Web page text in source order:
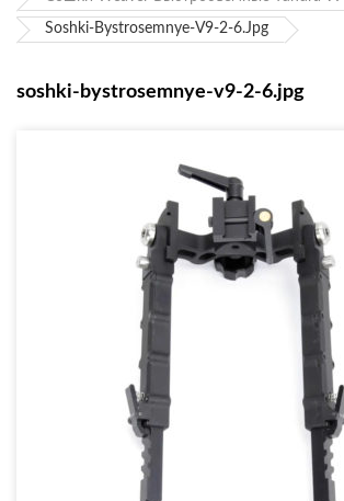
Soshki-Bystrosemnye-V9-2-6.jpg
soshki-bystrosemnye-v9-2-6.jpg